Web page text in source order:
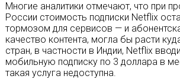
Многие аналитики отмечают, что при
России стоимость подписки Netflix
тормозом для сервисов — и
качество контента, могла бы расти
стран, в частности в Индии, Netflix
мобильную подписку по 3 доллара в
такая услуга недоступна.